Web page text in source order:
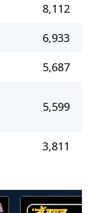
8,112
6,933
5,687
5,599
3,811